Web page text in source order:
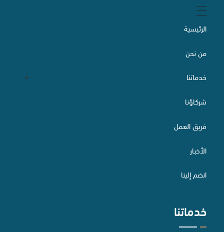
الرئيسية
من نحن
خدماتنا
التقاضي والسبل البديلة لتسوية المنازعات
الاستثمار الأجنبي وتراخيصه
شركاؤنا
فريق العمل
الأخبار
انضم إلينا
خدماتنا